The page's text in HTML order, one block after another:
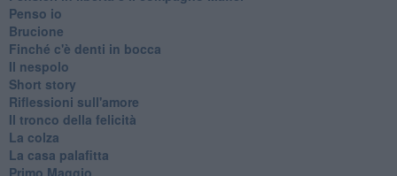
Penso io
Brucione
Finché c'è denti in bocca
Il nespolo
Short story
Riflessioni sull'amore
Il tronco della felicità
La colza
La casa palafitta
Primo Maggio